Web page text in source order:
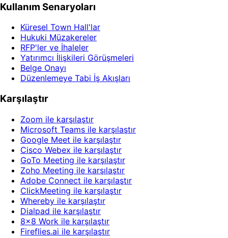
Kullanım Senaryoları
Küresel Town Hall'lar
Hukuki Müzakereler
RFP'ler ve İhaleler
Yatırımcı İlişkileri Görüşmeleri
Belge Onayı
Düzenlemeye Tabi İş Akışları
Karşılaştır
Zoom ile karşılaştır
Microsoft Teams ile karşılaştır
Google Meet ile karşılaştır
Cisco Webex ile karşılaştır
GoTo Meeting ile karşılaştır
Zoho Meeting ile karşılaştır
Adobe Connect ile karşılaştır
ClickMeeting ile karşılaştır
Whereby ile karşılaştır
Dialpad ile karşılaştır
8x8 Work ile karşılaştır
Fireflies.ai ile karşılaştır